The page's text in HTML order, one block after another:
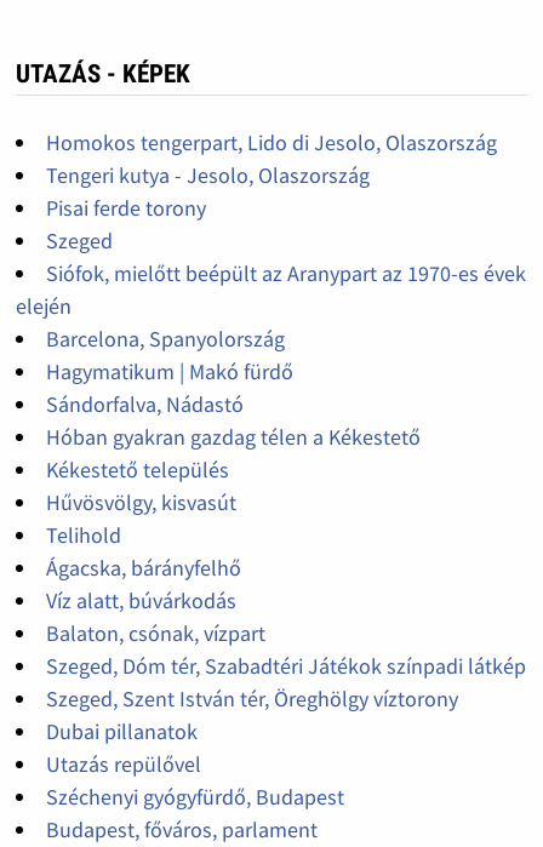
UTAZÁS - KÉPEK
Homokos tengerpart, Lido di Jesolo, Olaszország
Tengeri kutya - Jesolo, Olaszország
Pisai ferde torony
Szeged
Siófok, mielőtt beépült az Aranypart az 1970-es évek
elején
Barcelona, Spanyolország
Hagymatikum | Makó fürdő
Sándorfalva, Nádastó
Hóban gyakran gazdag télen a Kékestető
Kékestető település
Hűvösvölgy, kisvasút
Telihold
Ágacska, bárányfelhő
Víz alatt, búvárkodás
Balaton, csónak, vízpart
Szeged, Dóm tér, Szabadtéri Játékok színpadi látkép
Szeged, Szent István tér, Öreghölgy víztorony
Dubai pillanatok
Utazás repülővel
Széchenyi gyógyfürdő, Budapest
Budapest, főváros, parlament